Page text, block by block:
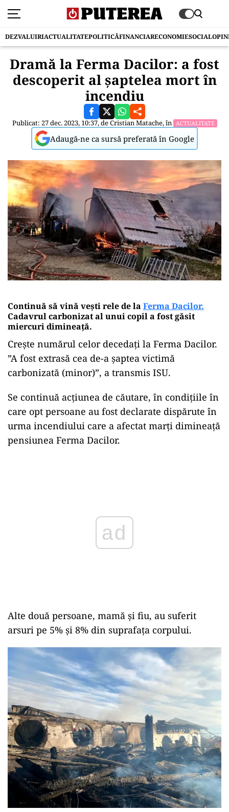
DEZVALUIRIACTUALITATEPOLITICĂFINANCIARECONOMIESOCIAL
Dramă la Ferma Dacilor: a fost
descoperit al șaptelea mort în
incendiu
Publicat: 27 dec. 2023, 10:37, deCristian Matache, în ACTUALITATE
Adaugă-ne ca sursă preferată în Google
Continuă să vină vești rele de la Ferma Dacilor.
Cadavrul carbonizat al unui copil a fost găsit
miercuri dimineaţă.
Crește numărul celor decedați la Ferma Dacilor.
”A fost extrasă cea de-a şaptea victimă
carbonizată (minor)”, a transmis ISU.
Se continuă acţiunea de căutare, în condiţiile în
care opt persoane au fost declarate dispărute în
urma incendiului care a afectat marţi dimineaţă
pensiunea Ferma Dacilor.
Alte două persoane, mamă şi fiu, au suferit
arsuri pe 5% şi 8% din suprafaţa corpului.